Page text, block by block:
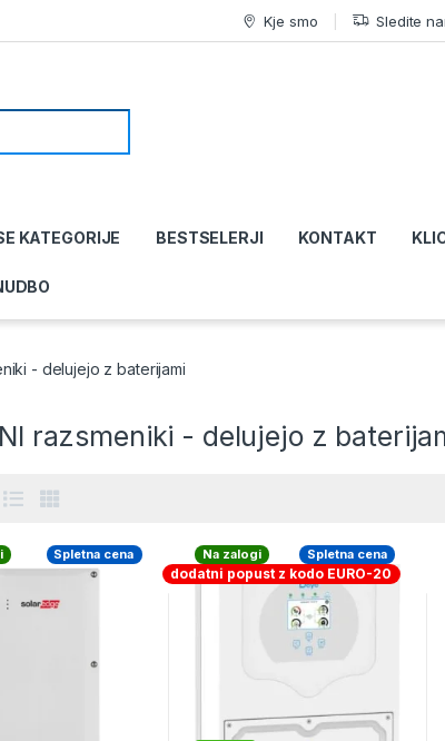
Kje smo Sledite
KATEGORIJE BESTSELERJI KONTAKT
- delujejo z baterijami
razsmeniki - delujejo z
Spletna cena Na zalogi Spletna cena
dodatni popust z kodo EURO-20